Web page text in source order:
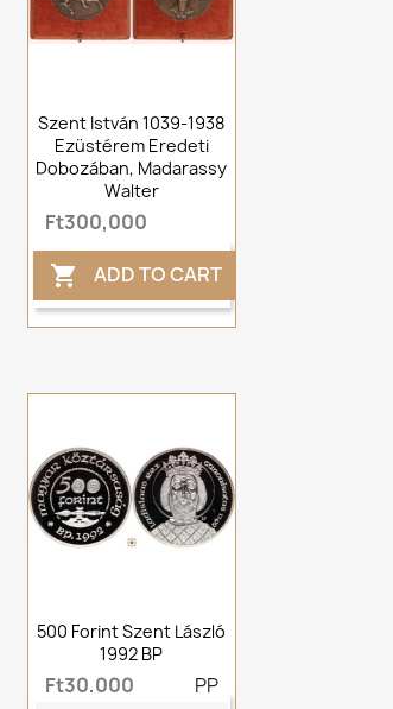
Szent István 1039-1938
Ezüstérem Eredeti
Dobozában, Madarassy
Walter
Ft300,000
 ADD TO CART
500 Forint Szent László
1992 BP
Ft30,000
PP